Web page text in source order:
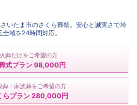
いたま市のさくら葬祭。安心と誠実さで埼
全域を24時間対応。
火葬だけをご希望の方
式プラン 98,000円
葬・家族葬をご希望の方
らプラン 280,000円